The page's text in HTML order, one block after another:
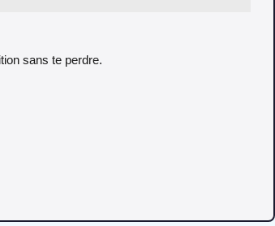
sans te perdre.